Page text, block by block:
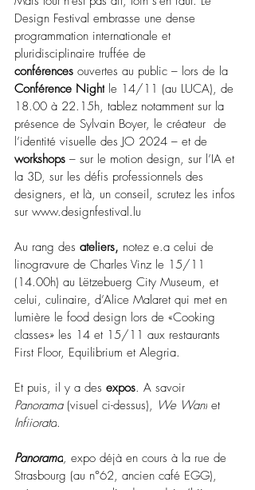
Design Festival embrasse une dense
programmation internationale et
pluridisciplinaire truffée de
conférences ouvertes au public – lors de la
Conférence Night le 14/11 (au LUCA), de
18.00 à 22.15h, tablez notamment sur la
présence de Sylvain Boyer, le créateur  de
l’identité visuelle des JO 2024 – et de
workshops – sur le motion design, sur l’IA et
la 3D, sur les défis professionnels des
designers, et là, un conseil, scrutez les infos
sur www.designfestival.lu
Au rang des ateliers, notez e.a celui de
linogravure de Charles Vinz le 15/11
(14.00h) au Lëtzebuerg City Museum, et
celui, culinaire, d’Alice Malaret qui met en
lumière le food design lors de «Cooking
classes» les 14 et 15/11 aux restaurants
First Floor, Equilibrium et Alegria.
Et puis, il y a des expos. A savoir
Panorama (visuel ci-dessus), We Want et
Infiiorata.
Panorama, expo déjà en cours à la rue de
Strasbourg (au n°62, ancien café EGG),